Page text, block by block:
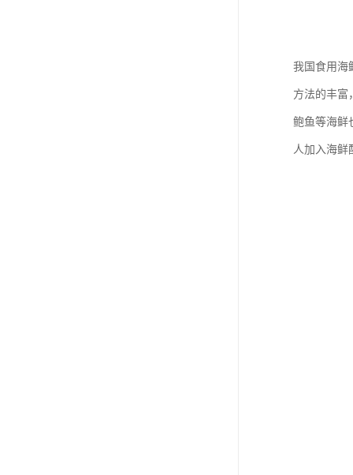
我国食用海
方法的丰富
鲍鱼等海鲜
人加入海鲜